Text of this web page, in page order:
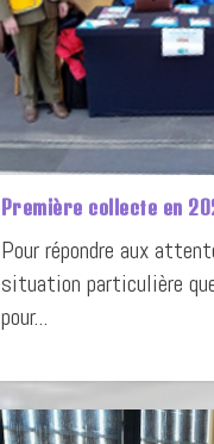
Première collecte en
Pour répondre aux
situation particulière
pour...